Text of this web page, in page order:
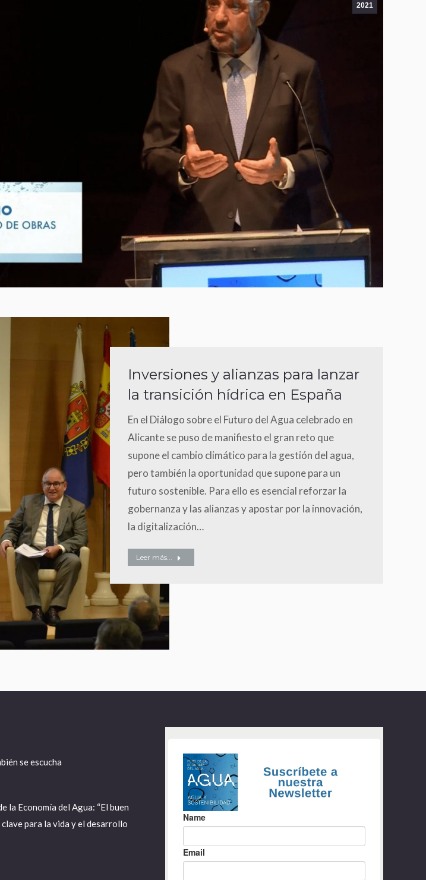
2021
Inversiones y alianzas para lanzar
la transición hídrica en España
En el Diálogo sobre el Futuro del Agua celebrado en
Alicante se puso de manifiesto el gran reto que
supone el cambio climático para la gestión del agua,
pero también la oportunidad que supone para un
futuro sostenible. Para ello es esencial reforzar la
gobernanza y las alianzas y apostar por la innovación,
la digitalización…
Leer más...
se escucha
la Economía del Agua: “El buen
para la vida y el desarrollo